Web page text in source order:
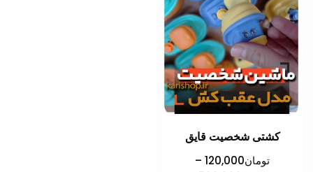
کشتی شخصیت قایق
تومان120,000
–